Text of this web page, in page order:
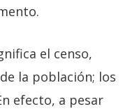
el censo,
la población; los
efecto, a pesar